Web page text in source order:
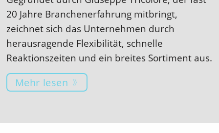
20 Jahre Branchenerfahrung mitbringt,
zeichnet sich das Unternehmen durch
herausragende Flexibilität, schnelle
Reaktionszeiten und ein breites Sortiment aus.
Mehr lesen